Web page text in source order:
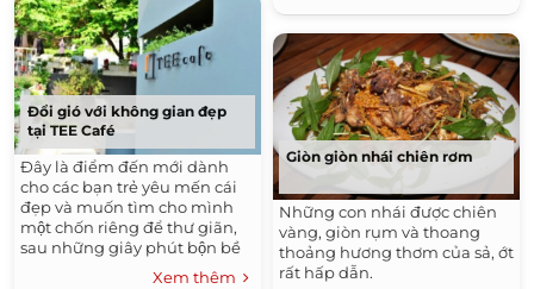
Đổi gió với không gian đẹp
tại TEE Café
Đây là điểm đến mới dành
cho các bạn trẻ yêu mến cái
đẹp và muốn tìm cho mình
một chốn riêng để thư giãn,
sau những giây phút bộn bề
lo toan của công việc.Xem thêm
Giòn giòn nhái chiên rơm
Những con nhái được chiên
vàng, giòn rụm và thoang
thoảng hương thơm của sả, ớt
rất hấp dẫn.